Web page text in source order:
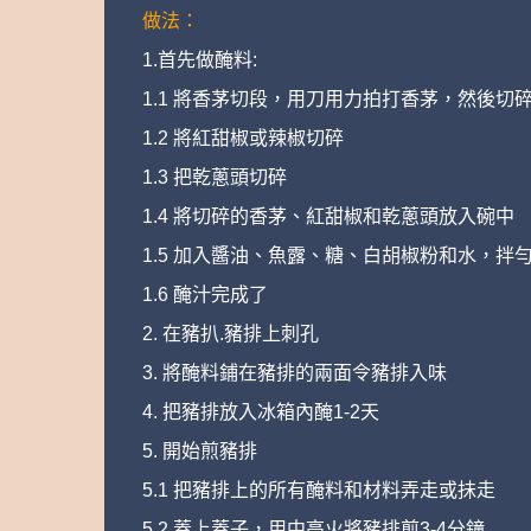
做法：
1.首先做醃料:
1.1 將香茅切段，用刀用力拍打香茅，然後切
1.2 將紅甜椒或辣椒切碎
1.3 把乾蔥頭切碎
1.4 將切碎的香茅、紅甜椒和乾蔥頭放入碗中
1.5 加入醬油、魚露、糖、白胡椒粉和水，拌
1.6 醃汁完成了
2. 在豬扒.豬排上刺孔
3. 將醃料鋪在豬排的兩面令豬排入味
4. 把豬排放入冰箱內醃1-2天
5. 開始煎豬排
5.1 把豬排上的所有醃料和材料弄走或抺走